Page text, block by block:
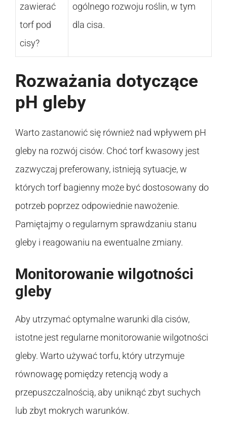
zawierać
torf pod
cisy?
ogólnego rozwoju roślin, w tym
dla cisa.
Rozważania dotyczące
pH gleby
Warto zastanowić się również nad wpływem pH
gleby na rozwój cisów. Choć torf kwasowy jest
zazwyczaj preferowany, istnieją sytuacje, w
których torf bagienny może być dostosowany do
potrzeb poprzez odpowiednie nawożenie.
Pamiętajmy o regularnym sprawdzaniu stanu
gleby i reagowaniu na ewentualne zmiany.
Monitorowanie wilgotności
gleby
Aby utrzymać optymalne warunki dla cisów,
istotne jest regularne monitorowanie wilgotności
gleby. Warto używać torfu, który utrzymuje
równowagę pomiędzy retencją wody a
przepuszczalnością, aby uniknąć zbyt suchych
lub zbyt mokrych warunków.